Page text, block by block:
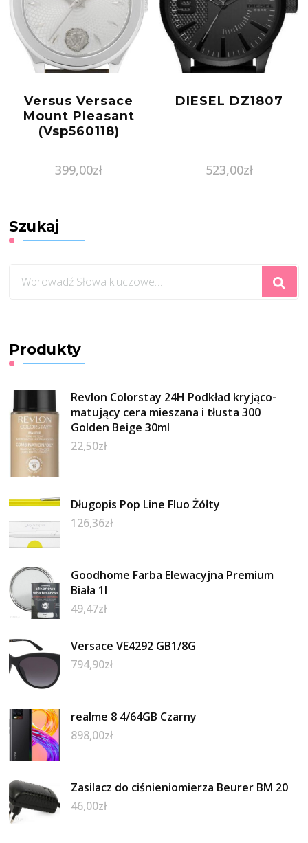
Versus Versace
Mount Pleasant
(Vsp560118)
399,00zł
DIESEL DZ1807
523,00zł
Szukaj
czegoś?
Produkty
Revlon Colorstay 24H Podkład kryjąco-
matujący cera mieszana i tłusta 300
Golden Beige 30ml
22,50zł
Długopis Pop Line Fluo Żółty
126,36zł
Goodhome Farba Elewacyjna Premium
Biała 1l
49,47zł
Versace VE4292 GB1/8G
794,90zł
realme 8 4/64GB Czarny
898,00zł
Zasilacz do ciśnieniomierza Beurer BM 20
46,00zł